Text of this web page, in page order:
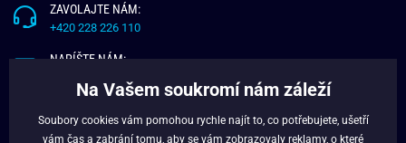
ZAVOLAJTE NÁM:
+420 228 226 110
NAPÍŠTE NÁM:
Na Vašem soukromí nám záleží
Soubory cookies vám pomohou rychle najít to, co potřebujete, ušetří
vám čas a zabrání tomu, aby se vám zobrazovaly reklamy, o které